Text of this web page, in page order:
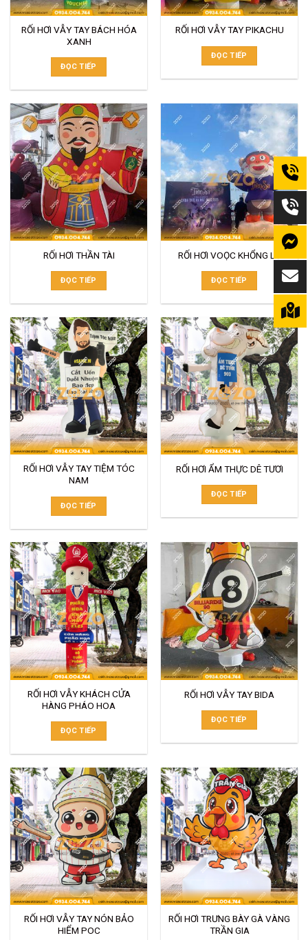
RỐI HƠI VẪY TAY BÁCH HÓA
XANH
ĐỌC TIẾP
RỐI HƠI VẪY TAY PIKACHU
ĐỌC TIẾP
RỐI HƠI THẦN TÀI
ĐỌC TIẾP
RỐI HƠI VOỌC KHỔNG LỒ
ĐỌC TIẾP
RỐI HƠI VẪY TAY TIỆM TÓC
NAM
ĐỌC TIẾP
RỐI HƠI ẨM THỰC DÊ TƯƠI
ĐỌC TIẾP
RỐI HƠI VẪY KHÁCH CỬA
HÀNG PHÁO HOA
ĐỌC TIẾP
RỐI HƠI VẪY TAY BIDA
ĐỌC TIẾP
RỐI HƠI VẪY TAY NÓN BẢO
HIỂM POC
RỐI HƠI TRƯNG BÀY GÀ VÀNG
TRẦN GIA